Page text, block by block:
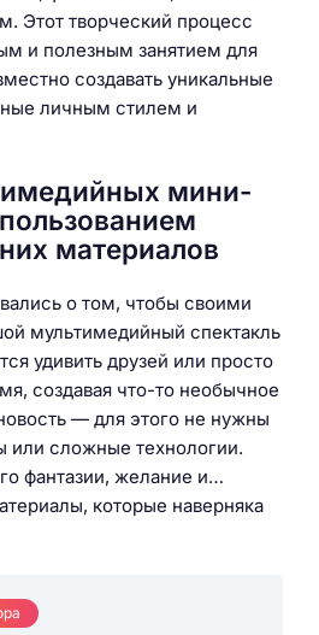
Этот творческий процесс
и полезным занятием для
создавать уникальные
личным стилем и
мини-
материалов
о том, чтобы своими
мультимедийный спектакль
удивить друзей или просто
создавая что-то необычное
— для этого не нужны
сложные технологии.
фантазии, желание и…
которые наверняка